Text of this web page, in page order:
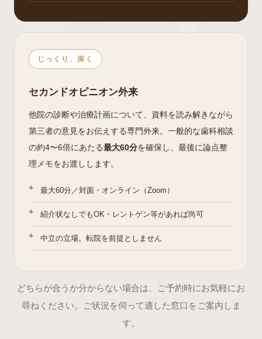
じっくり、深く
セカンドオピニオン外来
他院の診断や治療計画について、資料を読み解きながら
第三者の意見をお伝えする専門外来。一般的な歯科相談
の約4〜6倍にあたる最大60分を確保し、最後に論点整
理メモをお渡しします。
最大60分／対面・オンライン（Zoom）
紹介状なしでもOK・レントゲン等があれば尚可
中立の立場。転院を前提としません
どちらが合うか分からない場合は、ご予約時にお気軽にお
尋ねください。ご状況を伺って適した窓口をご案内しま
す。